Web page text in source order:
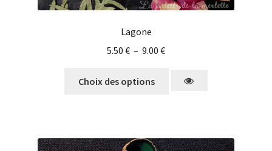
Lagone
5.50 € – 9.00 €
Choix des options